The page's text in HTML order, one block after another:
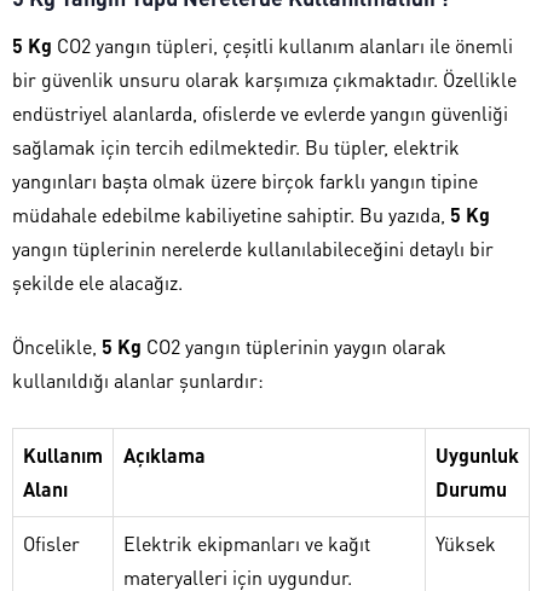
5 Kg CO2 yangın tüpleri, çeşitli kullanım alanları ile önemli
bir güvenlik unsuru olarak karşımıza çıkmaktadır. Özellikle
endüstriyel alanlarda, ofislerde ve evlerde yangın güvenliği
sağlamak için tercih edilmektedir. Bu tüpler, elektrik
yangınları başta olmak üzere birçok farklı yangın tipine
müdahale edebilme kabiliyetine sahiptir. Bu yazıda, 5 Kg
yangın tüplerinin nerelerde kullanılabileceğini detaylı bir
şekilde ele alacağız.
Öncelikle, 5 Kg CO2 yangın tüplerinin yaygın olarak
kullanıldığı alanlar şunlardır:
Kullanım
Alanı
Açıklama
Uygunluk
Durumu
Ofisler
Elektrik ekipmanları ve kağıt
materyalleri için uygundur.
Yüksek